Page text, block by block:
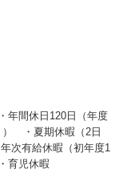
年間休日120日（年度
） ・夏期休暇（2日
次有給休暇（初年度1
育児休暇